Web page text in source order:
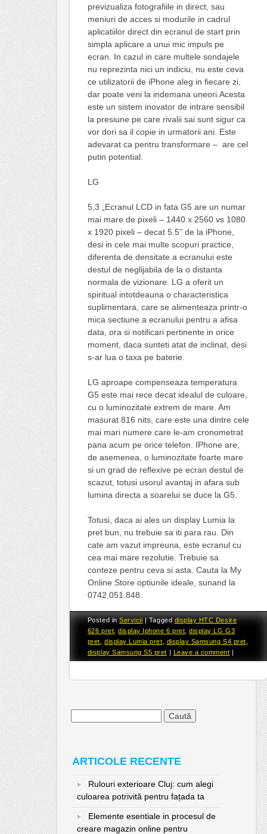
previzualiza fotografiile in direct, sau
meniuri de acces si modurile in cadrul
aplicatiilor direct din ecranul de start prin
simpla aplicare a unui mic impuls pe
ecran. In cazul in care multele sondajele
nu reprezinta nici un indiciu, nu este ceva
ce utilizatorii de iPhone aleg in fiecare zi,
dar poate veni la indemana uneori.Acesta
este un sistem inovator de intrare sensibil
la presiune pe care rivalii sai sunt sigur ca
vor dori sa il copie in urmatorii ani. Este
adevarat ca pentru transformare – are cel
putin potential.
LG
5,3 „Ecranul LCD in fata G5 are un numar
mai mare de pixeli – 1440 x 2560 vs 1080
x 1920 pixeli – decat 5.5” de la iPhone,
desi in cele mai multe scopuri practice,
diferenta de densitate a ecranului este
destul de neglijabila de la o distanta
normala de vizionare. LG a oferit un
spiritual intotdeauna o characteristica
suplimentara, care se alimenteaza printr-o
mica sectiune a ecranului pentru a afisa
data, ora si notificari pertinente in orice
moment, daca sunteti atat de inclinat, desi
s-ar lua o taxa pe baterie.
LG aproape compenseaza temperatura
G5 este mai rece decat idealul de culoare,
cu o luminozitate extrem de mare. Am
masurat 816 nits, care este una dintre cele
mai mari numere care le-am cronometrat
pana acum pe orice telefon. IPhone are,
de asemenea, o luminozitate foarte mare
si un grad de reflexive pe ecran destul de
scazut, totusi usorul avantaj in afara sub
lumina directa a soarelui se duce la G5.
Totusi, daca ai ales un display Lumia la
pret bun, nu trebuie sa iti para rau. Din
cate am vazut impreuna, este ecranul cu
cea mai mare rezolutie. Trebuie sa
conteze pentru ceva si asta. Cauta la My
Online Store optiunile ideale, sunand la
0742.051.848.
Posted inServicii |Taggeddisplay HTC Desire
626 pret ,display Iphone 6 pret ,display LG G3
pret ,display Lumia pret display Samsung S4 pret
display Samsung S5 pret | Leave a comment |
ARTICOLE RECENTE
Rulouri exterioare Cluj: cum alegi
culoarea potrivită pentru fațada ta
Elemente esentiale in procesul de
creare magazin online pentru